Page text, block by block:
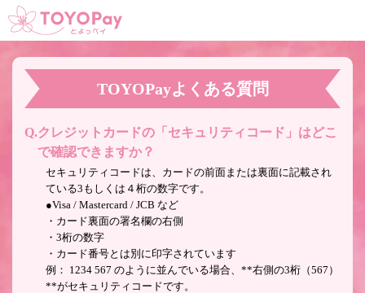
TOYOPayよくある質問
クレジットカードの「セキュリティコード」はどこ
で確認できますか？
セキュリティコードは、カードの前面または裏面に記載され
ている3もしくは４桁の数字です。
●Visa / Mastercard / JCB など
・カード裏面の署名欄の右側
・3桁の数字
・カード番号とは別に印字されています
例： 1234 567 のように並んでいる場合、**右側の3桁（567）
**がセキュリティコードです。